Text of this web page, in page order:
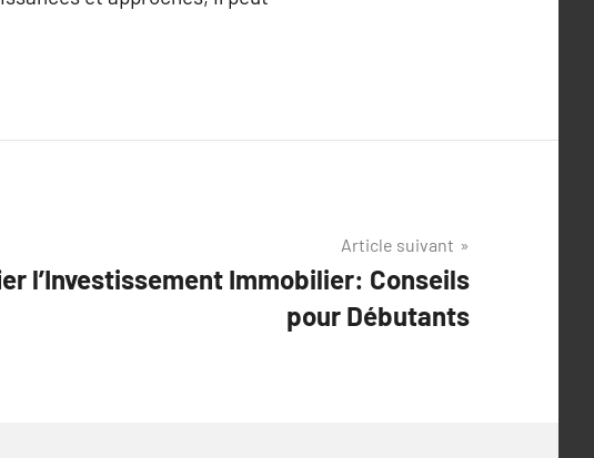
Article suivant
l’Investissement Immobilier: Conseils
pour Débutants